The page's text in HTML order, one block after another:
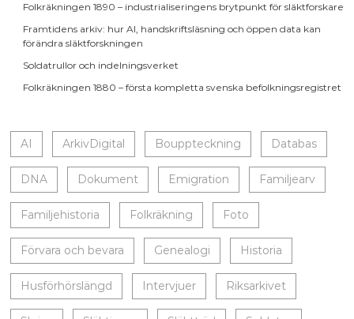
Folkräkningen 1890 – industrialiseringens brytpunkt för släktforskare
Framtidens arkiv: hur AI, handskriftsläsning och öppen data kan
förändra släktforskningen
Soldatrullor och indelningsverket
Folkräkningen 1880 – första kompletta svenska befolkningsregistret
AI ArkivDigital Bouppteckning Databas
DNA Dokument Emigration Familjearv
Familjehistoria Folkräkning Foto
Förvara och bevara Genealogi Historia
Husförhörslängd Intervjuer Riksarkivet